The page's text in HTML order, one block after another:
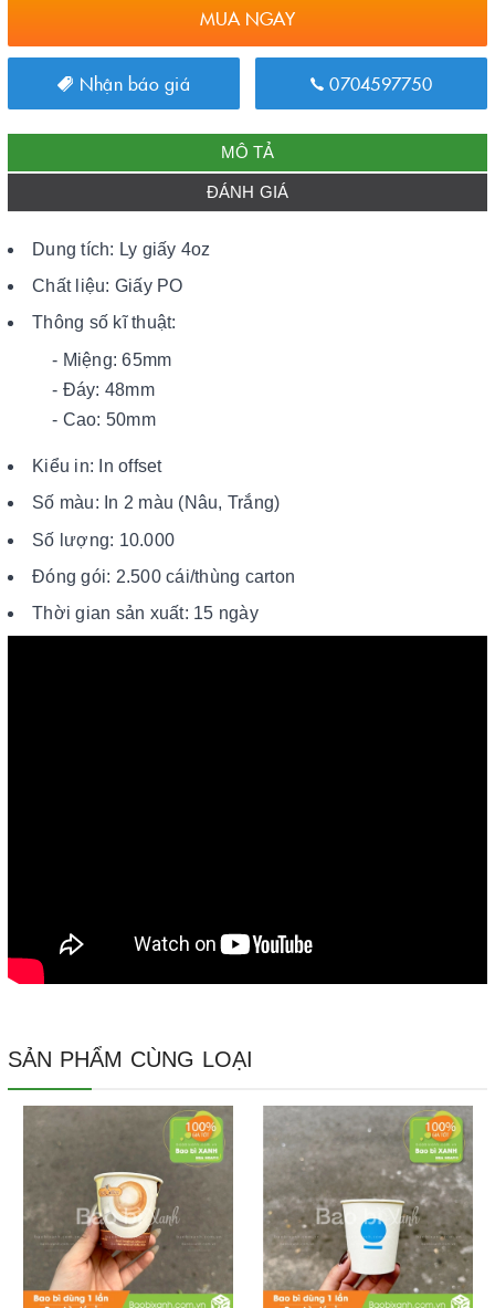
MUA NGAY
Nhận báo giá 0704597750
MÔ TẢ
ĐÁNH GIÁ
Dung tích: Ly giấy 4oz
Chất liệu: Giấy PO
Thông số kĩ thuật:
- Miệng: 65mm
- Đáy: 48mm
- Cao: 50mm
Kiểu in: In offset
Số màu: In 2 màu (Nâu, Trắng)
Số lượng: 10.000
Đóng gói: 2.500 cái/thùng carton
Thời gian sản xuất: 15 ngày
SẢN PHẨM CÙNG LOẠI